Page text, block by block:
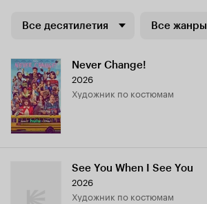
Все десятилетия Все жанры
Never Change!
2026
Художник по костюмам
See You When I See You
2026
Художник по костюмам